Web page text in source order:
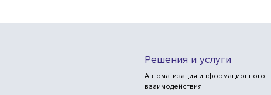
Решения и услуги
Автоматизация информационного
взаимодействия